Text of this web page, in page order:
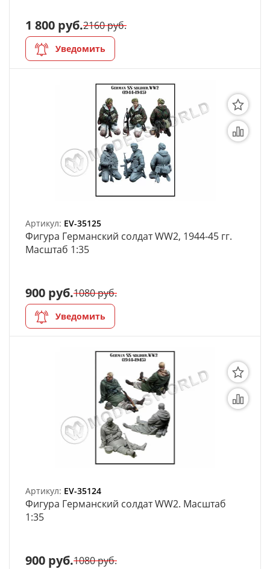
1 800 руб.2160 руб.
Уведомить
Артикул: EV-35125
Фигура Германский солдат WW2, 1944-45 гг.
Масштаб 1:35
900 руб.1080 руб.
Уведомить
Артикул: EV-35124
Фигура Германский солдат WW2. Масштаб
1:35
900 руб.1080 руб.